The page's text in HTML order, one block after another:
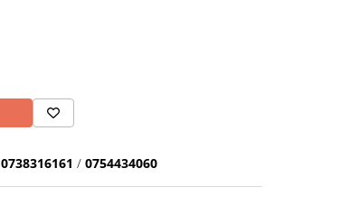
0738316161 / 0754434060